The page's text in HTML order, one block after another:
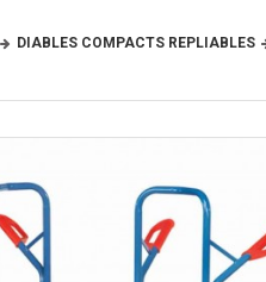
DIABLES COMPACTS REPLIABLES